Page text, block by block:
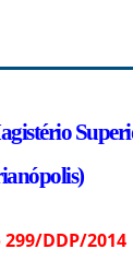
DDP/2014